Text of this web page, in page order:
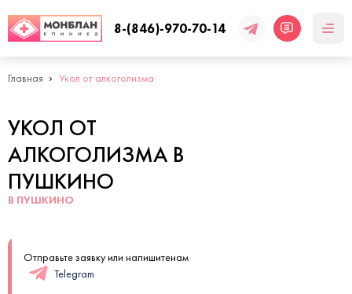
8-(846)-970-70-14
Главная Укол от алкоголизма
УКОЛ ОТ
АЛКОГОЛИЗМА В
ПУШКИНО
В ПУШКИНО
Отправьте заявку или напишитенам
Telegram